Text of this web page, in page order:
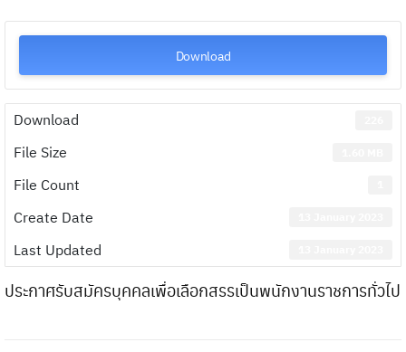
Download
Download
File Size
File Count
Create Date
Last Updated
ประกาศรับสมัครบุคคลเพื่อเลือกสรรเป็นพนักงานราชการทั่วไป